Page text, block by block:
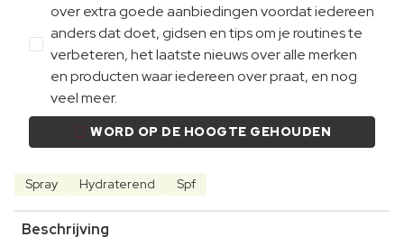
over extra goede aanbiedingen voordat iedereen
anders dat doet, gidsen en tips om je routines te
verbeteren, het laatste nieuws over alle merken
en producten waar iedereen over praat, en nog
veel meer.
WORD OP DE HOOGTE GEHOUDEN
Spray Hydraterend Spf
Beschrijving